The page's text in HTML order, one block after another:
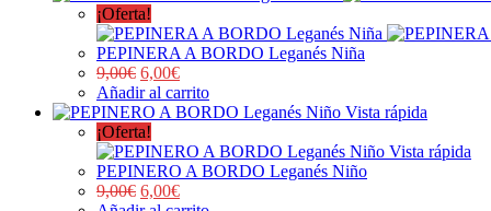
¡Oferta!
PEPINERA A BORDO Leganés Niña
9,00€ 6,00€
Añadir al carrito
Vista rápida
¡Oferta!
Vista rápida
PEPINERO A BORDO Leganés Niño
9,00€ 6,00€